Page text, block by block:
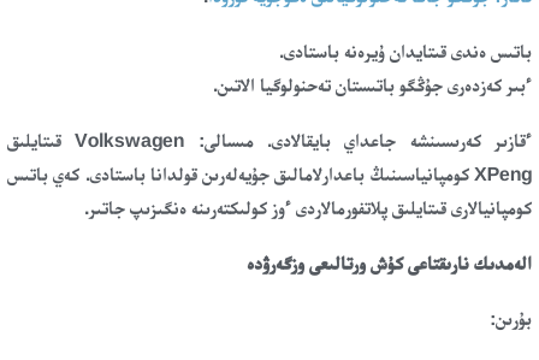
باتىس ەندى قىتايدان ۇيرەنە باستادى.
ءبىر كەزدەرى جۇڭگو باتىستان تەحنولوگيا الاتىن.
ءقازىر كەرىسىنشە جاعداي بايقالادى. مىسالى: Volkswagen قىتايلىق
XPeng كومپانياسىنىڭ باعدارلامالىق جۇيەلەرىن قولدانا باستادى. كەي باتىس
كومپانيالارى قىتايلىق پلاتفورمالاردى ءوز كولىكتەرىنە ەنگىزىپ جاتىر.
الەمدىك نارىقتاعى كۇش ورتالىعى وزگەرۋدە
بۇرىن: